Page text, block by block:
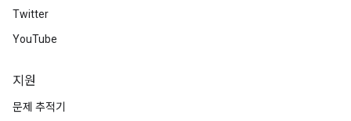
Twitter
YouTube
지원
문제 추적기